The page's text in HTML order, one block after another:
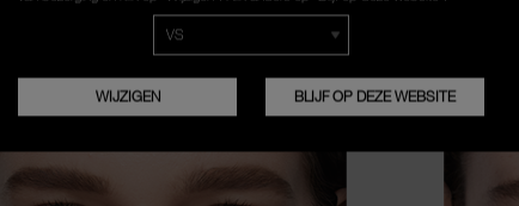
WAT IS JE HUIDSKLEUR?
WIJZIGEN BLIJF OP DEZE WEBSITE